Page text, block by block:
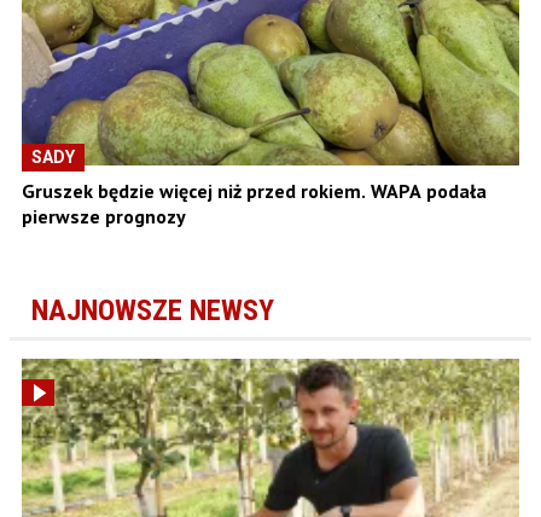
SADY
Gruszek będzie więcej niż przed rokiem. WAPA podała
pierwsze prognozy
NAJNOWSZE NEWSY